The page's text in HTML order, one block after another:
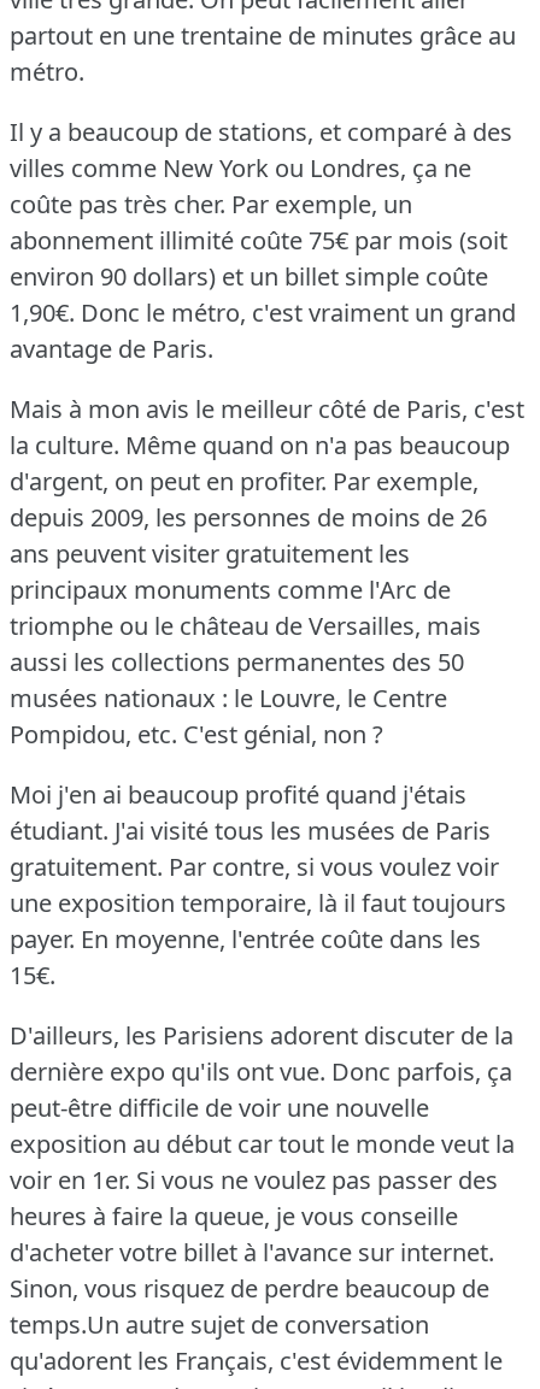
partout en une trentaine de minutes grâce au
métro.
Il y a beaucoup de stations, et comparé à des
villes comme New York ou Londres, ça ne
coûte pas très cher. Par exemple, un
abonnement illimité coûte 75€ par mois (soit
environ 90 dollars) et un billet simple coûte
1,90€. Donc le métro, c'est vraiment un grand
avantage de Paris.
Mais à mon avis le meilleur côté de Paris, c'est
la culture. Même quand on n'a pas beaucoup
d'argent, on peut en profiter. Par exemple,
depuis 2009, les personnes de moins de 26
ans peuvent visiter gratuitement les
principaux monuments comme l'Arc de
triomphe ou le château de Versailles, mais
aussi les collections permanentes des 50
musées nationaux : le Louvre, le Centre
Pompidou, etc. C'est génial, non ?
Moi j'en ai beaucoup profité quand j'étais
étudiant. J'ai visité tous les musées de Paris
gratuitement. Par contre, si vous voulez voir
une exposition temporaire, là il faut toujours
payer. En moyenne, l'entrée coûte dans les
15€.
D'ailleurs, les Parisiens adorent discuter de la
dernière expo qu'ils ont vue. Donc parfois, ça
peut-être difficile de voir une nouvelle
exposition au début car tout le monde veut la
voir en 1er. Si vous ne voulez pas passer des
heures à faire la queue, je vous conseille
d'acheter votre billet à l'avance sur internet.
Sinon, vous risquez de perdre beaucoup de
temps.Un autre sujet de conversation
qu'adorent les Français, c'est évidemment le